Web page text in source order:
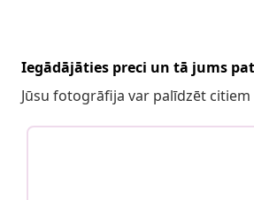
Iegādājāties preci un tā jums
Jūsu fotogrāfija var palīdzēt